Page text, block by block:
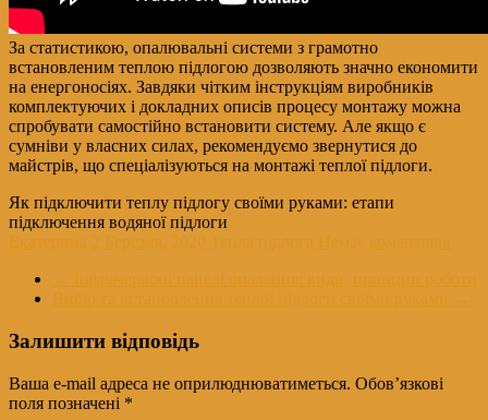
За статистикою, опалювальні системи з грамотно
встановленим теплою підлогою дозволяють значно економити
на енергоносіях. Завдяки чітким інструкціям виробників
комплектуючих і докладних описів процесу монтажу можна
спробувати самостійно встановити систему. Але якщо є
сумніви у власних силах, рекомендуємо звернутися до
майстрів, що спеціалізуються на монтажі теплої підлоги.
Як підключити теплу підлогу своїми руками: етапи
підключення водяної підлоги
Залишити відповідь
Ваша e-mail адреса не оприлюднюватиметься. Обов’язкові
поля позначені *